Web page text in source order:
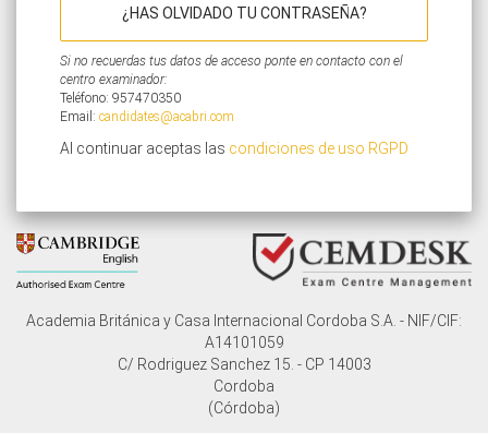
¿HAS OLVIDADO TU CONTRASEÑA?
Si no recuerdas tus datos de acceso ponte en contacto con el
centro examinador:
Teléfono: 957470350
Email: candidates@acabri.com
Al continuar aceptas las condiciones de uso RGPD
Academia Británica y Casa Internacional Cordoba S.A. - NIF/CIF:
A14101059
C/ Rodriguez Sanchez 15. - CP 14003
Cordoba
(Córdoba)